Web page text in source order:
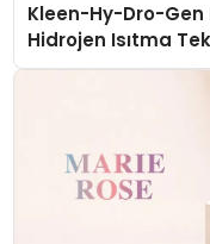
Kleen-Hy-Dro-Gen
Hidrojen Isıtma
Düzenleyici